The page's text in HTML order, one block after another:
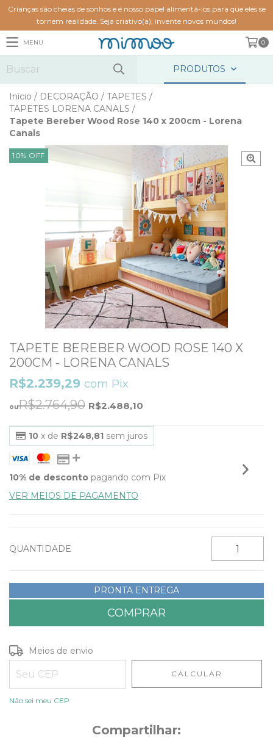
Crianças são cheias de sonhos e é nosso papel alimentá-los para que eles se
tornem realidade. Seja criativo(a), invente novos mundos!
MENU 0
PRODUTOS
Início / DECORAÇÃO / TAPETES /
TAPETES LORENA CANALS /
Tapete Bereber Wood Rose 140 x 200cm - Lorena
Canals
10% OFF
TAPETE BEREBER WOOD ROSE 140 X
200CM - LORENA CANALS
R$2.764,90 R$2.488,10
R$2.239,29 com Pix
10 x de R$248,81 sem juros
10% de desconto pagando com Pix
VER MEIOS DE PAGAMENTO
QUANTIDADE
PRONTA ENTREGA
Entregas para o CEP:
Meios de envio
CALCULAR
Não sei meu CEP
Compartilhar: